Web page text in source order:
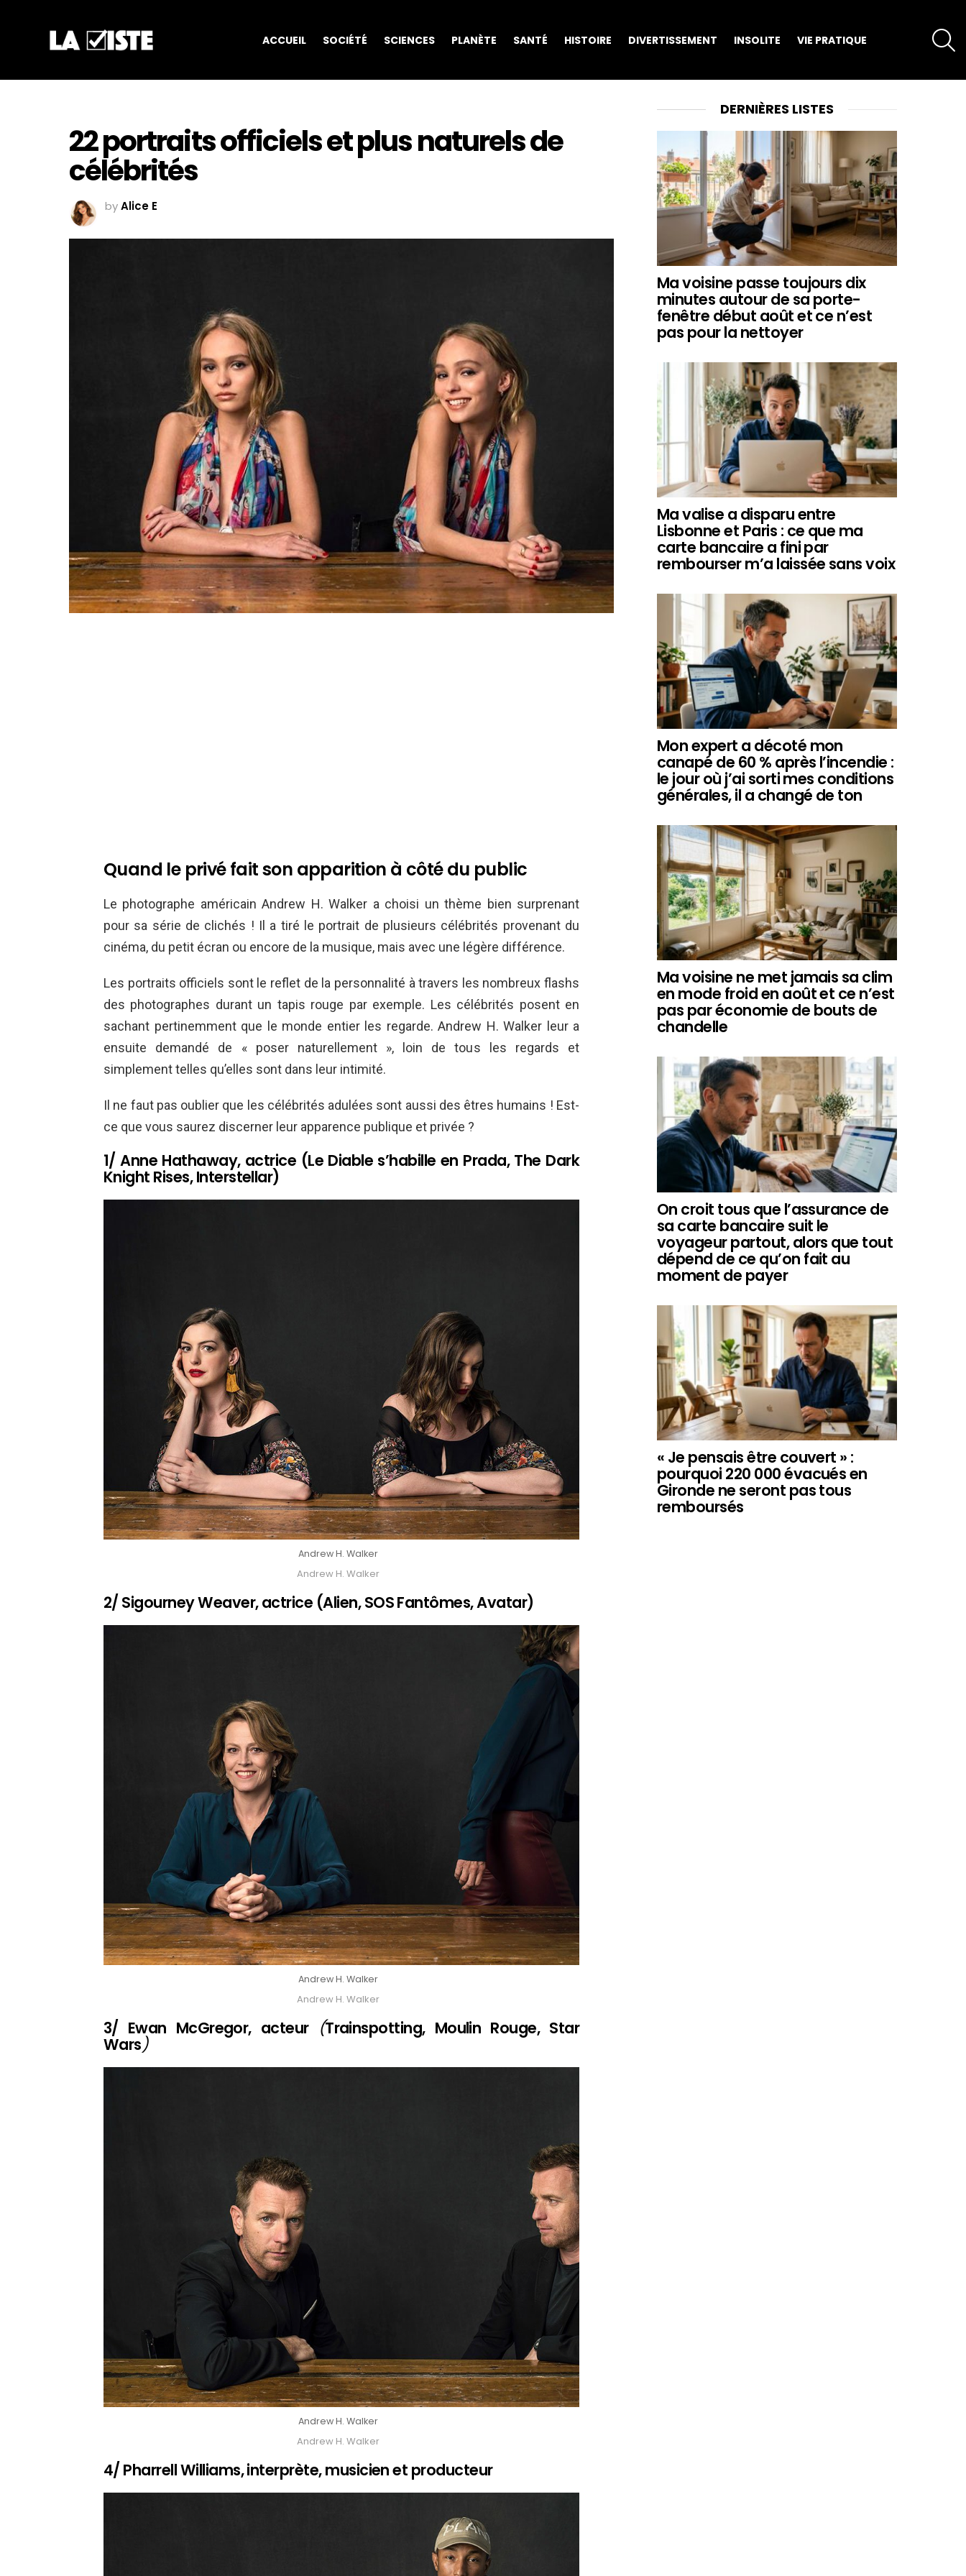
ACCUEIL SOCIÉTÉ SCIENCES PLANÈTE SANTÉ HISTOIRE DIVERTISSEMENT INSOLITE VIE PRATIQUE
22 portraits officiels et plus naturels de
célébrités
byAlice E
Quand le privé fait son apparition à côté du public
Le photographe américain Andrew H. Walker a choisi un thème bien surprenant
pour sa série de clichés ! Il a tiré le portrait de plusieurs célébrités provenant du
cinéma, du petit écran ou encore de la musique, mais avec une légère différence.
Les portraits officiels sont le reflet de la personnalité à travers les nombreux flashs
des photographes durant un tapis rouge par exemple. Les célébrités posent en
sachant pertinemment que le monde entier les regarde. Andrew H. Walker leur a
ensuite demandé de « poser naturellement », loin de tous les regards et
simplement telles qu’elles sont dans leur intimité.
Il ne faut pas oublier que les célébrités adulées sont aussi des êtres humains ! Est-
ce que vous saurez discerner leur apparence publique et privée ?
1/ Anne Hathaway, actrice (Le Diable s’habille en Prada, The Dark
Knight Rises, Interstellar)
Andrew H. Walker
Andrew H. Walker
2/ Sigourney Weaver, actrice (Alien, SOS Fantômes, Avatar)
Andrew H. Walker
Andrew H. Walker
3/ Ewan McGregor, acteur (Trainspotting, Moulin Rouge, Star
Wars)
Andrew H. Walker
Andrew H. Walker
4/ Pharrell Williams, interprète, musicien et producteur
DERNIÈRES LISTES
Ma voisine passe toujours dix
minutes autour de sa porte-
fenêtre début août et ce n’est
pas pour la nettoyer
Ma valise a disparu entre
Lisbonne et Paris : ce que ma
carte bancaire a fini par
rembourser m’a laissée sans voix
Mon expert a décoté mon
canapé de 60 % après l’incendie :
le jour où j’ai sorti mes conditions
générales, il a changé de ton
Ma voisine ne met jamais sa clim
en mode froid en août et ce n’est
pas par économie de bouts de
chandelle
On croit tous que l’assurance de
sa carte bancaire suit le
voyageur partout, alors que tout
dépend de ce qu’on fait au
moment de payer
« Je pensais être couvert » :
pourquoi 220 000 évacués en
Gironde ne seront pas tous
remboursés